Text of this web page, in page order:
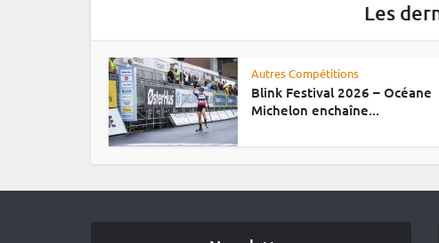
Les
Autres Compétitions
Blink Festival 2026 – Océane
Michelon enchaîne...